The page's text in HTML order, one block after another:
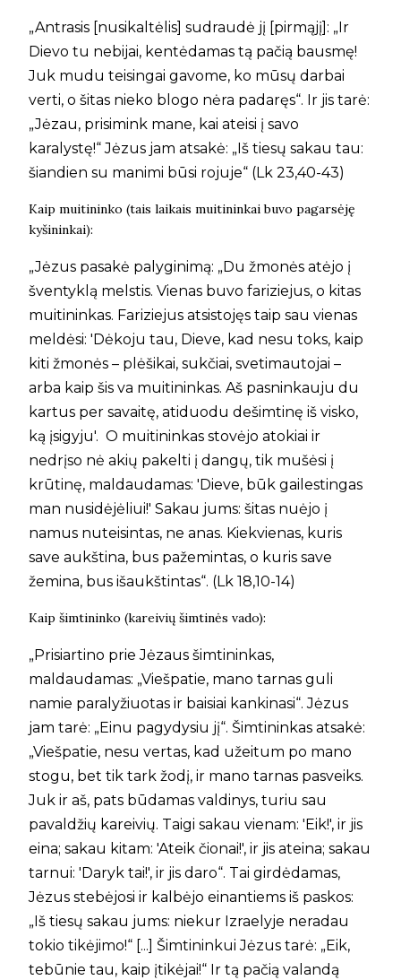
„Antrasis [nusikaltėlis] sudraudė jį [pirmąjį]: „Ir
Dievo tu nebijai, kentėdamas tą pačią bausmę!
Juk mudu teisingai gavome, ko mūsų darbai
verti, o šitas nieko blogo nėra padaręs“. Ir jis tarė:
„Jėzau, prisimink mane, kai ateisi į savo
karalystę!“ Jėzus jam atsakė: „Iš tiesų sakau tau:
šiandien su manimi būsi rojuje“ (Lk 23,40-43)
Kaip muitininko (tais laikais muitininkai buvo pagarsėję
kyšininkai):
„Jėzus pasakė palyginimą: „Du žmonės atėjo į
šventyklą melstis. Vienas buvo fariziejus, o kitas
muitininkas. Fariziejus atsistojęs taip sau vienas
meldėsi: 'Dėkoju tau, Dieve, kad nesu toks, kaip
kiti žmonės – plėšikai, sukčiai, svetimautojai –
arba kaip šis va muitininkas. Aš pasninkauju du
kartus per savaitę, atiduodu dešimtinę iš visko,
ką įsigyju'. O muitininkas stovėjo atokiai ir
nedrįso nė akių pakelti į dangų, tik mušėsi į
krūtinę, maldaudamas: 'Dieve, būk gailestingas
man nusidėjėliui!' Sakau jums: šitas nuėjo į
namus nuteisintas, ne anas. Kiekvienas, kuris
save aukština, bus pažemintas, o kuris save
žemina, bus išaukštintas“. (Lk 18,10-14)
Kaip šimtininko (kareivių šimtinės vado):
„Prisiartino prie Jėzaus šimtininkas,
maldaudamas: „Viešpatie, mano tarnas guli
namie paralyžiuotas ir baisiai kankinasi“. Jėzus
jam tarė: „Einu pagydysiu jį“. Šimtininkas atsakė:
„Viešpatie, nesu vertas, kad užeitum po mano
stogu, bet tik tark žodį, ir mano tarnas pasveiks.
Juk ir aš, pats būdamas valdinys, turiu sau
pavaldžių kareivių. Taigi sakau vienam: 'Eik!', ir jis
eina; sakau kitam: 'Ateik čionai!', ir jis ateina; sakau
tarnui: 'Daryk tai!', ir jis daro“. Tai girdėdamas,
Jėzus stebėjosi ir kalbėjo einantiems iš paskos:
„Iš tiesų sakau jums: niekur Izraelyje neradau
tokio tikėjimo!“ [...] Šimtininkui Jėzus tarė: „Eik,
tebūnie tau, kaip įtikėjai!“ Ir tą pačią valandą